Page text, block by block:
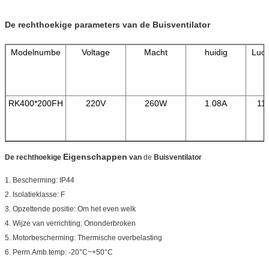
De rechthoekige parameters van de Buisventilator
Modelnumbe Voltage Macht huidig
RK400*200FH 220V 260W 1.08A
De rechthoekige Eigenschappen van de Buisventilator
1. Bescherming: IP44
2. Isolatieklasse: F
3. Opzettende positie: Om het even welk
4. Wijze van verrichting: Ononderbroken
5. Motorbescherming: Thermische overbelasting
6. Perm.Amb.temp: -20°C~+50°C